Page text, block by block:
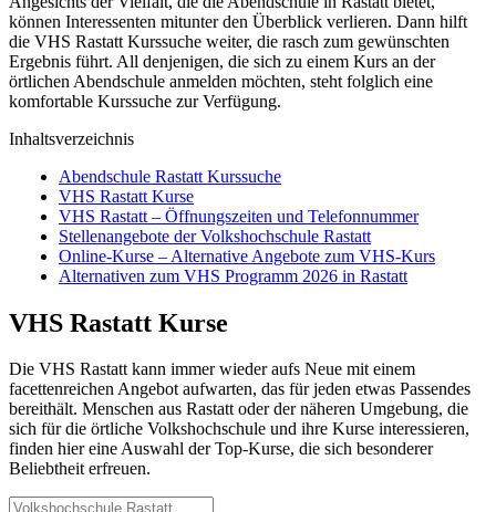
können Interessenten mitunter den Überblick verlieren. Dann hilft
die VHS Rastatt Kurssuche weiter, die rasch zum gewünschten
Ergebnis führt. All denjenigen, die sich zu einem Kurs an der
örtlichen Abendschule anmelden möchten, steht folglich eine
komfortable Kurssuche zur Verfügung.
Inhaltsverzeichnis
Abendschule Rastatt Kurssuche
VHS Rastatt Kurse
VHS Rastatt – Öffnungszeiten und Telefonnummer
Stellenangebote der Volkshochschule Rastatt
Online-Kurse – Alternative Angebote zum VHS-Kurs
Alternativen zum VHS Programm 2026 in Rastatt
VHS Rastatt Kurse
Die VHS Rastatt kann immer wieder aufs Neue mit einem
facettenreichen Angebot aufwarten, das für jeden etwas Passendes
bereithält. Menschen aus Rastatt oder der näheren Umgebung, die
sich für die örtliche Volkshochschule und ihre Kurse interessieren,
finden hier eine Auswahl der Top-Kurse, die sich besonderer
Beliebtheit erfreuen.